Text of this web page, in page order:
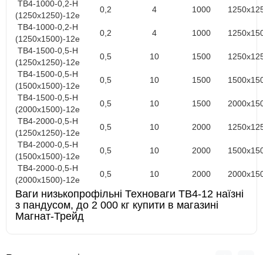
ТВ4-1000-0,2-Н
(1250х1250)-12е
0,2 4 1000
ТВ4-1000-0,2-Н
(1250х1500)-12е
0,2 4 1000
ТВ4-1500-0,5-Н
(1250х1250)-12е
0,5 10 1500
ТВ4-1500-0,5-Н
(1500х1500)-12е
0,5 10 1500
ТВ4-1500-0,5-Н
(2000х1500)-12е
0,5 10 1500
ТВ4-2000-0,5-Н
(1250х1250)-12е
0,5 10 2000
ТВ4-2000-0,5-Н
(1500х1500)-12е
0,5 10 2000
ТВ4-2000-0,5-Н
(2000х1500)-12е
0,5 10 2000
Ваги низькопрофільні Техноваги ТВ4-12 наїзні
з пандусом, до 2 000 кг купити в магазині
Магнат-Трейд